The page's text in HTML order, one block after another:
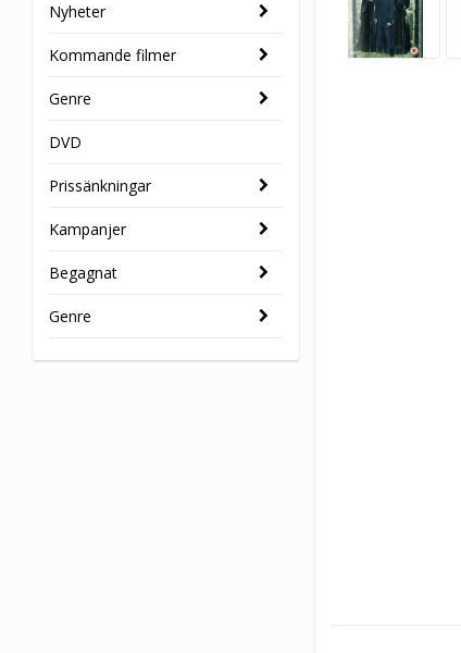
Nyheter
Kommande filmer
Genre
DVD
Prissänkningar
Kampanjer
Begagnat
Genre